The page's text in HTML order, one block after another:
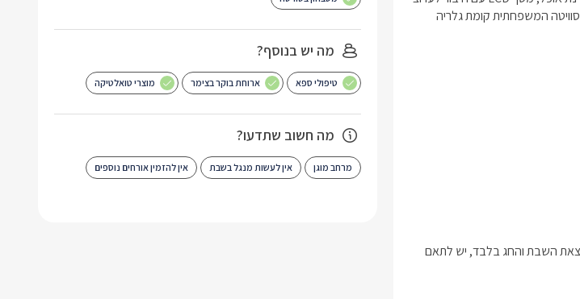
מה יש בנוסף?
טיפולי ספא ארוחת בוקר בצימר מוצרי טואלטיקה
מה חשוב שתדעו?
מרחב מוגן אין לעשות מנגל בשבת אין להזמין אורחים נוספים